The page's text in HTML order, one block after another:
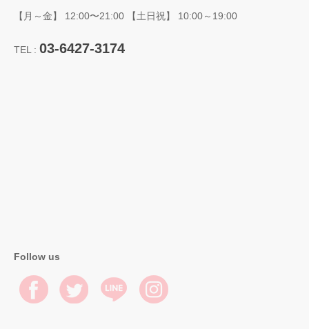
【月～金】 12:00〜21:00 【土日祝】 10:00～19:00
TEL : 03-6427-3174
Follow us